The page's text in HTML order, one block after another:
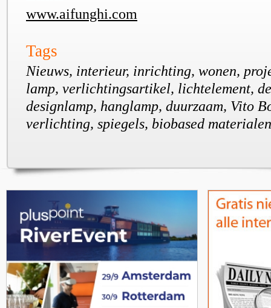
www.aifunghi.com
Tags
Nieuws, interieur, inrichting, wonen,
lamp, verlichtingsartikel, lichtelement,
designlamp, hanglamp, duurzaam, Vito
verlichting, spiegels, biobased materialen